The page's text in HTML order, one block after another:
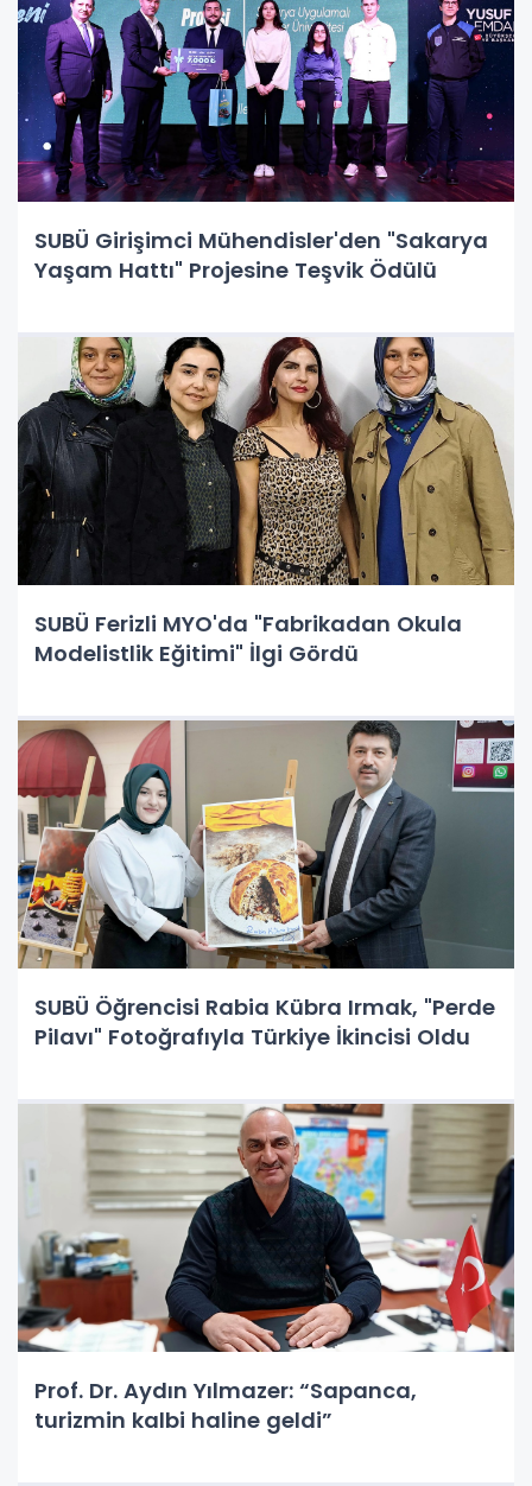
SUBÜ Girişimci Mühendisler'den "Sakarya
Yaşam Hattı" Projesine Teşvik Ödülü
SUBÜ Ferizli MYO'da "Fabrikadan Okula
Modelistlik Eğitimi" İlgi Gördü
SUBÜ Öğrencisi Rabia Kübra Irmak, "Perde
Pilavı" Fotoğrafıyla Türkiye İkincisi Oldu
Prof. Dr. Aydın Yılmazer: “Sapanca,
turizmin kalbi haline geldi”